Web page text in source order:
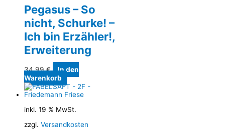
Pegasus – So
nicht, Schurke! –
Ich bin Erzähler!,
Erweiterung
34,99€
In den
Warenkorb
inkl. 19 % MwSt.
zzgl. Versandkosten